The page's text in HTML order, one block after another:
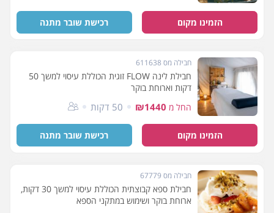
הזמינו מקום רכישת שובר מתנה
חבילה מס 611638
חבילת לינה FLOW זוגית הכוללת עיסוי למשך 50
דקות וארוחת בוקר
החל מ ₪1440 50 דקות
הזמינו מקום רכישת שובר מתנה
חבילה מס 67779
חבילת ספא קבוצתית הכוללת עיסוי למשך 30 דקות,
ארוחת בוקר ושימוש במתקני הספא